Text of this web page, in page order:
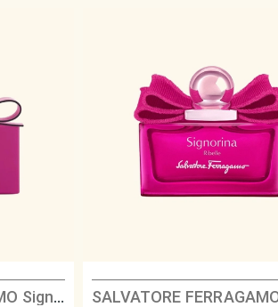
SALVATORE FERRAGAMO Signorina Ribelle Limited Edition